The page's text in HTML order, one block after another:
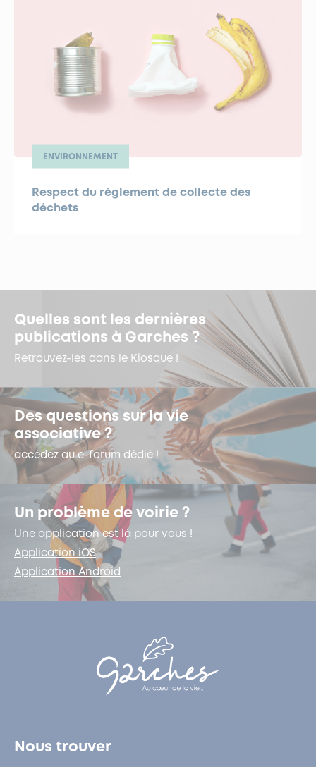
ENVIRONNEMENT
Respect du règlement de collecte des
déchets
Quelles sont les dernières
publications à Garches ?
Retrouvez-les dans le Kiosque !
Des questions sur la vie
associative ?
accédez au e-forum dédié !
Un problème de voirie ?
Une application est là pour vous !
Application iOS
Application Android
Nous trouver